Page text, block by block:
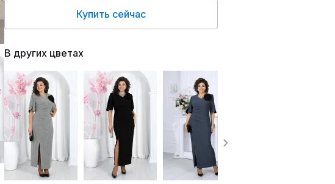
Купить сейчас
В других цветах